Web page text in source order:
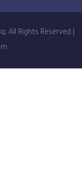
All
MISBARcom